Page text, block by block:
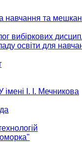
навчання та
вибіркових
освіти для
І. І. Мечникова